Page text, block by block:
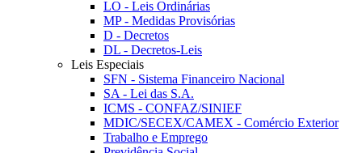
LO - Leis Ordinárias
MP - Medidas Provisórias
D - Decretos
DL - Decretos-Leis
Leis Especiais
SFN - Sistema Financeiro Nacional
SA - Lei das S.A.
ICMS - CONFAZ/SINIEF
MDIC/SECEX/CAMEX - Comércio Exterior
Trabalho e Emprego